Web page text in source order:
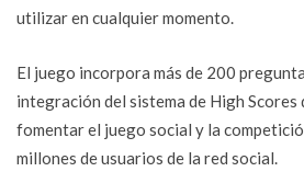
utilizar en cualquier momento.
El juego incorpora más de 200
integración del sistema de High Scores
fomentar el juego social y la
millones de usuarios de la red social.